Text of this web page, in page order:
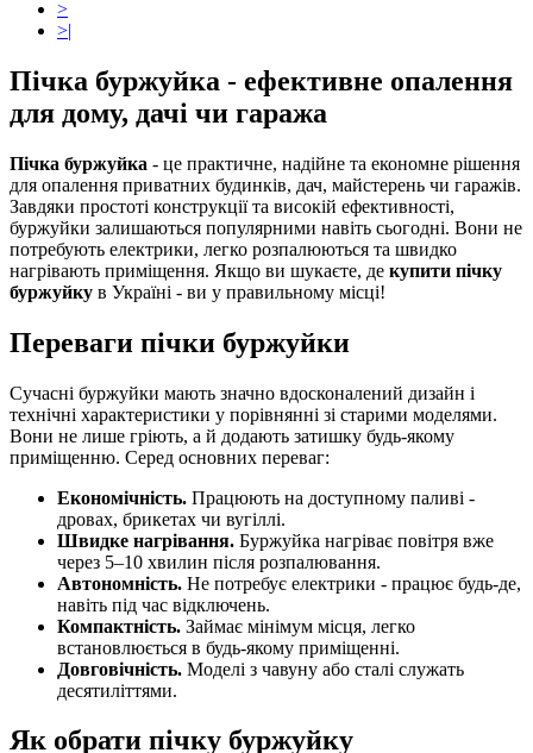
>
>|
Пічка буржуйка - ефективне опалення
для дому, дачі чи гаража
Пічка буржуйка - це практичне, надійне та економне рішення
для опалення приватних будинків, дач, майстерень чи гаражів.
Завдяки простоті конструкції та високій ефективності,
буржуйки залишаються популярними навіть сьогодні. Вони не
потребують електрики, легко розпалюються та швидко
нагрівають приміщення. Якщо ви шукаєте, де купити пічку
буржуйку в Україні - ви у правильному місці!
Переваги пічки буржуйки
Сучасні буржуйки мають значно вдосконалений дизайн і
технічні характеристики у порівнянні зі старими моделями.
Вони не лише гріють, а й додають затишку будь-якому
приміщенню. Серед основних переваг:
Економічність. Працюють на доступному паливі -
дровах, брикетах чи вугіллі.
Швидке нагрівання. Буржуйка нагріває повітря вже
через 5–10 хвилин після розпалювання.
Автономність. Не потребує електрики - працює будь-де,
навіть під час відключень.
Компактність. Займає мінімум місця, легко
встановлюється в будь-якому приміщенні.
Довговічність. Моделі з чавуну або сталі служать
десятиліттями.
Як обрати пічку буржуйку